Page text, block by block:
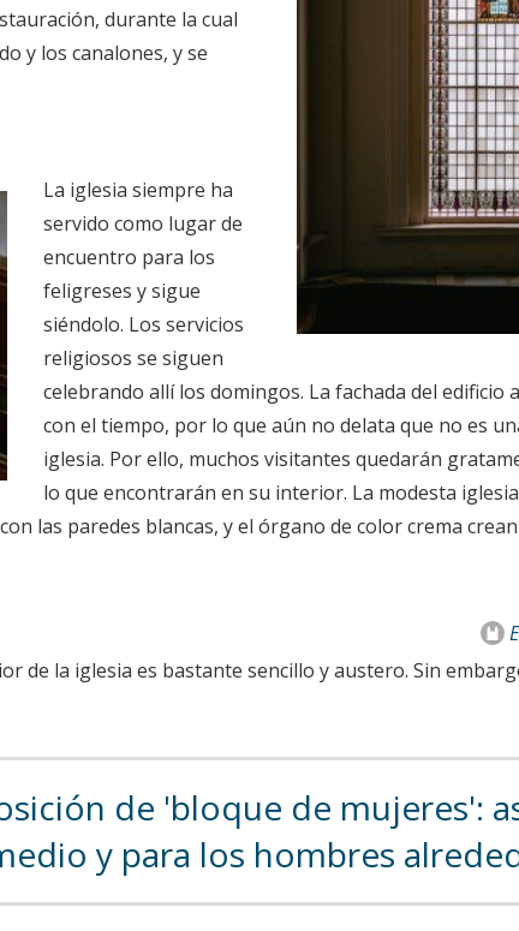
durante la cual
y los canalones, y se
La iglesia siempre ha
servido como lugar de
encuentro para los
feligreses y sigue
siéndolo. Los servicios
religiosos se siguen
celebrando allí los domingos. La fachada del edificio
con el tiempo, por lo que aún no delata que no es
iglesia. Por ello, muchos visitantes quedarán
lo que encontrarán en su interior. La modesta
las paredes blancas, y el órgano de color crema
de la iglesia es bastante sencillo y austero. Sin
de 'bloque de mujeres':
y para los hombres